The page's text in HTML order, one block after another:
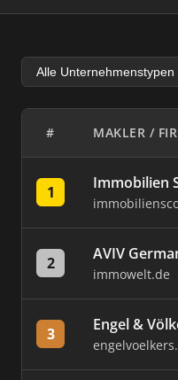
# MAKLER /
1 Immobilien
2 AVIV
immowelt.de
3 Engel &